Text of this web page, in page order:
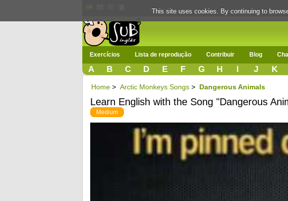
Exercícios Lista de reprodução Contribuir Blog
A B C D E F G H I J K
Home > Arctic Monkeys Songs > Dangerous Animals
Learn English with the Song "Dangerous
Medium
This site uses cookies. By continuing to